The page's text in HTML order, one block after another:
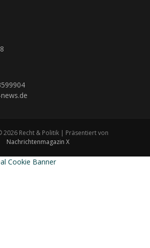
2026 Recht & Politik | Präsentiert von
Nachrichtenmagazin X
Cookie Banner